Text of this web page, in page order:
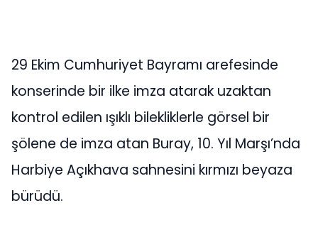
29 Ekim Cumhuriyet Bayramı arefesinde
konserinde bir ilke imza atarak uzaktan
kontrol edilen ışıklı bilekliklerle görsel bir
şölene de imza atan Buray, 10. Yıl Marşı’nda
Harbiye Açıkhava sahnesini kırmızı beyaza
bürüdü.